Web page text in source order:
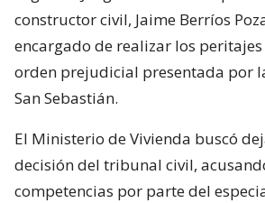
constructor civil, Jaime Berríos
encargado de realizar los
orden prejudicial presentada por
San Sebastián.
El Ministerio de Vivienda buscó
decisión del tribunal civil,
competencias por parte del